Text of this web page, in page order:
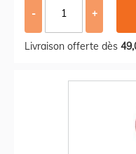
- +
Livraison offerte dès